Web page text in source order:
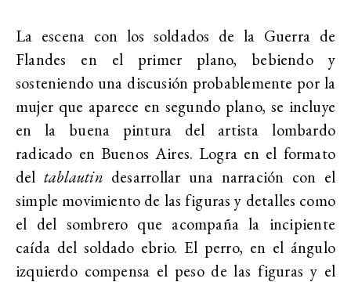
La escena con los soldados de la Guerra de
Flandes en el primer plano, bebiendo y
sosteniendo una discusión probablemente por la
mujer que aparece en segundo plano, se incluye
en la buena pintura del artista lombardo
radicado en Buenos Aires. Logra en el formato
del tablautin desarrollar una narración con el
simple movimiento de las figuras y detalles como
el del sombrero que acompaña la incipiente
caída del soldado ebrio. El perro, en el ángulo
izquierdo compensa el peso de las figuras y el